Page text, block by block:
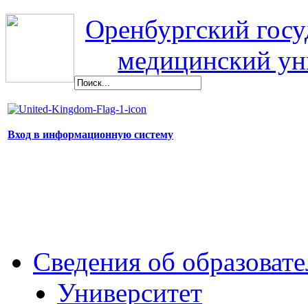
Оренбургский
медицинский
Вход в информационную систему
Сведения об
Университет